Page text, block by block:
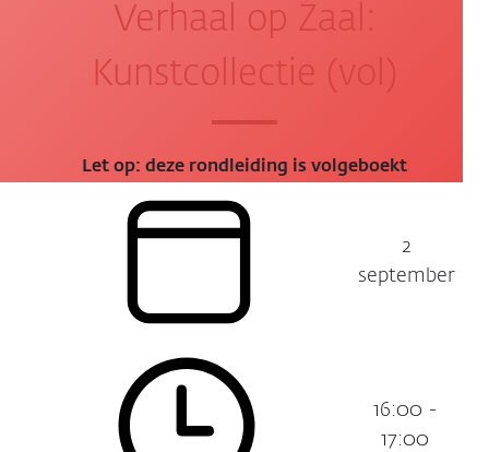
Verhaal op Zaal:
Kunstcollectie (vol)
Let op: deze rondleiding is volgeboekt
2
september
Tijdstip:
16:00 -
17:00